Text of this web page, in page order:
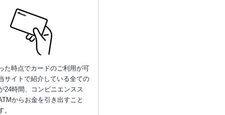
た時点でカードのご利用が可
サイトで紹介している全ての
24時間、コンビニエンスス
からお金を引き出すこと
。